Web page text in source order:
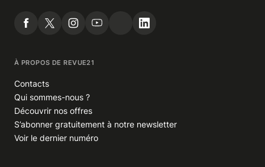
À PROPOS DE REVUE21
Contacts
Qui sommes-nous ?
Découvrir nos offres
S’abonner gratuitement à notre newsletter
Voir le dernier numéro